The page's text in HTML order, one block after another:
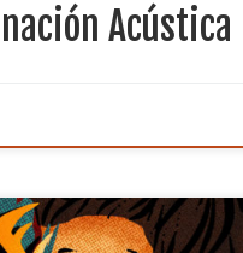
Acústica
acústica es